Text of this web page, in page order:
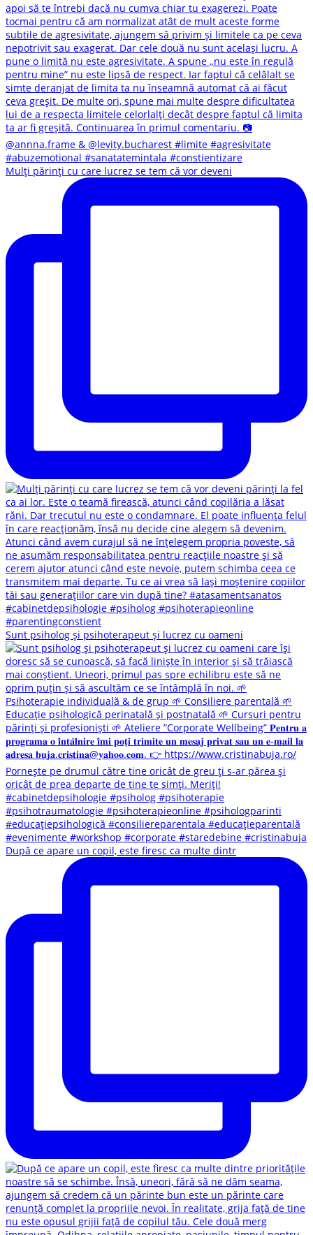
Mulți părinți cu care lucrez se tem că vor deveni
Sunt psiholog și psihoterapeut și lucrez cu oameni
După ce apare un copil, este firesc ca multe dintr